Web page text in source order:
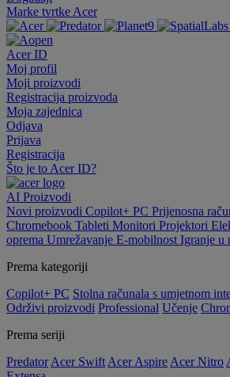
Marke tvrtke Acer
Acer ID
Moj profil
Moji proizvodi
Registracija proizvoda
Moja zajednica
Odjava
Prijava
Registracija
Što je to Acer ID?
AI Proizvodi
Novi proizvodi Copilot+ PC Prijenosna
Chromebook Tableti Monitori Projektori
oprema Umrežavanje E-mobilnost Igranje u
Prema kategoriji
Copilot+ PC Stolna računala s umjetnom
Održivi proizvodi Professional Učenje
Prema seriji
Predator Acer Swift Acer Aspire Acer Nitro